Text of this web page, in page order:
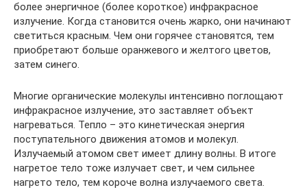
более энергичное (более короткое) инфракрасное
излучение. Когда становится очень жарко, они начинают
светиться красным. Чем они горячее становятся, тем
приобретают больше оранжевого и желтого цветов,
затем синего.
Многие органические молекулы интенсивно поглощают
инфракрасное излучение, это заставляет объект
нагреваться. Тепло – это кинетическая энергия
поступательного движения атомов и молекул.
Излучаемый атомом свет имеет длину волны. В итоге
нагретое тело тоже излучает свет, и чем сильнее
нагрето тело, тем короче волна излучаемого света.